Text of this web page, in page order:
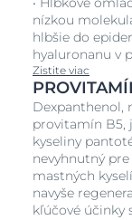
nízkou
hlbšie do
hyaluronanu v
Zistite viac
Dexpanthenol,
provitamín B5,
kyseliny
nevyhnutný
mastných
navyše
kľúčové účinky